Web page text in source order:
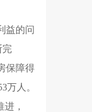
益的问
完
保障得
万人。
，